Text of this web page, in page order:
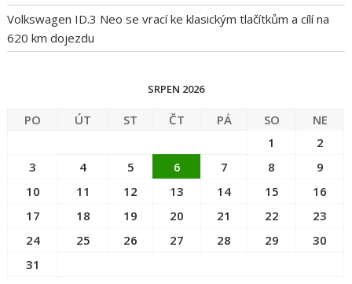
Volkswagen ID.3 Neo se vrací ke klasickým tlačítkům a cílí na
620 km dojezdu
SRPEN 2026
PO ÚT ST ČT PÁ SO
NE
1
2
3
4 5 6 7 8
9
10
11 12 13 14 15
16
17
18 19 20 21 22
23
24
25 26 27 28 29
30
31